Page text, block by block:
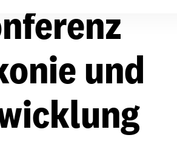
und